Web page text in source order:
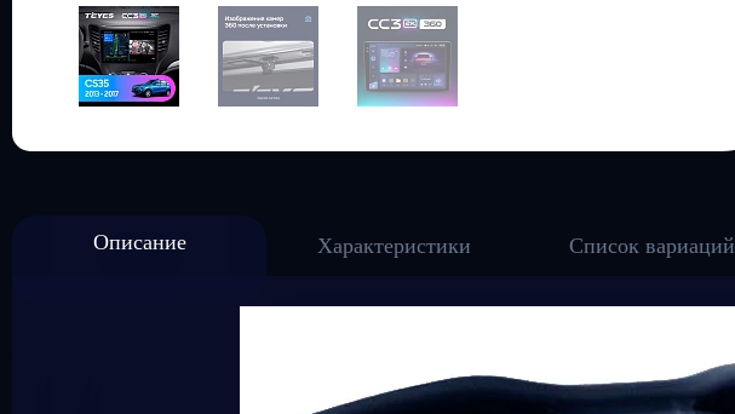
Описание Характеристики Список вариаций